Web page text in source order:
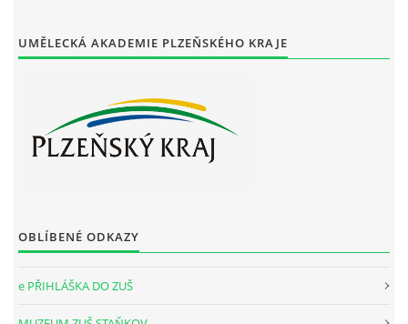
UMĚLECKÁ AKADEMIE PLZEŇSKÉHO KRAJE
OBLÍBENÉ ODKAZY
e PŘIHLÁŠKA DO ZUŠ